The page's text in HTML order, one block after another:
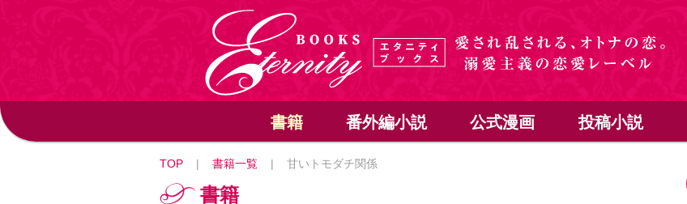
書籍 番外編小説 公式漫画 投稿小説
TOP | 書籍一覧 | 甘いトモダチ関係
書籍